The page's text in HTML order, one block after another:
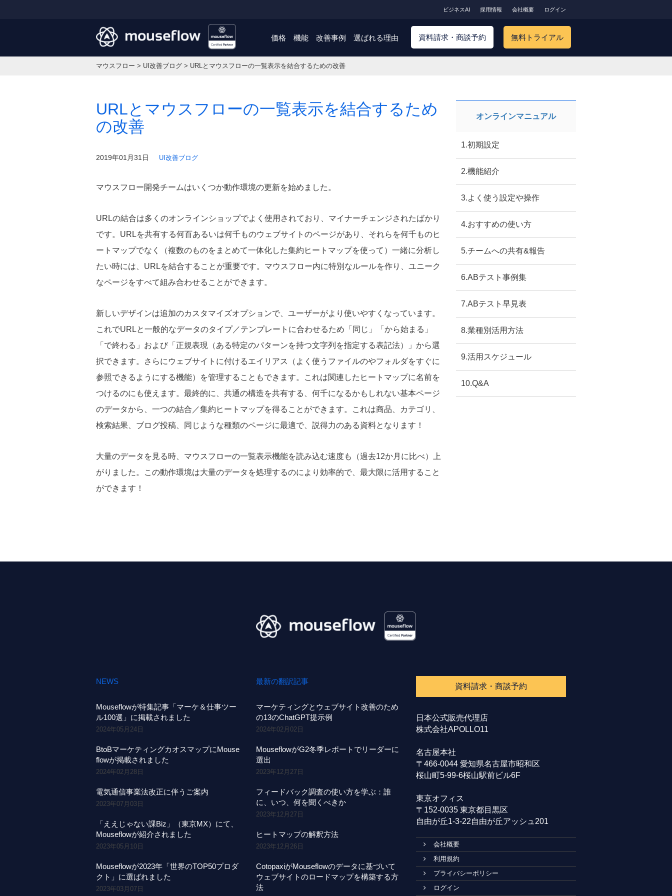
ログイン
会社概要
採用情報
ビジネスAI
無料トライアル
資料請求・商談予約
選ばれる理由
改善事例
機能
価格
マウスフロー > UI改善ブログ > URLとマウスフローの一覧表示を結合するための改善
URLとマウスフローの一覧表示を結合するため
の改善
2019年01月31日 UI改善ブログ
マウスフロー開発チームはいくつか動作環境の更新を始めました。
URLの結合は多くのオンラインショップでよく使用されており、マイナーチェンジされたばかり
です。URLを共有する何百あるいは何千ものウェブサイトのページがあり、それらを何千ものヒ
ートマップでなく（複数のものをまとめて一体化した集約ヒートマップを使って）一緒に分析し
たい時には、URLを結合することが重要です。マウスフロー内に特別なルールを作り、ユニーク
なページをすべて組み合わせることができます。
新しいデザインは追加のカスタマイズオプションで、ユーザーがより使いやすくなっています。
これでURLと一般的なデータのタイプ／テンプレートに合わせるため「同じ」「から始まる」
「で終わる」および「正規表現（ある特定のパターンを持つ文字列を指定する表記法）」から選
択できます。さらにウェブサイトに付けるエイリアス（よく使うファイルのやフォルダをすぐに
参照できるようにする機能）を管理することもできます。これは関連したヒートマップに名前を
つけるのにも使えます。最終的に、共通の構造を共有する、何千になるかもしれない基本ページ
のデータから、一つの結合／集約ヒートマップを得ることができます。これは商品、カテゴリ、
検索結果、ブログ投稿、同じような種類のページに最適で、説得力のある資料となります！
大量のデータを見る時、マウスフローの一覧表示機能を読み込む速度も（過去12か月に比べ）上
がりました。この動作環境は大量のデータを処理するのにより効率的で、最大限に活用すること
ができます！
オンラインマニュアル
1.初期設定
2.機能紹介
3.よく使う設定や操作
4.おすすめの使い方
5.チームへの共有&報告
6.ABテスト事例集
7.ABテスト早見表
8.業種別活用方法
9.活用スケジュール
10.Q&A
NEWS
Mouseflowが特集記事「マーケ＆仕事ツー
ル100選」に掲載されました
2024年05月24日
BtoBマーケティングカオスマップにMouse
flowが掲載されました
2024年02月28日
電気通信事業法改正に伴うご案内
2023年07月03日
「ええじゃない課Biz」（東京MX）にて、
Mouseflowが紹介されました
2023年05月10日
Mouseflowが2023年「世界のTOP50プロダ
クト」に選ばれました
2023年03月07日
最新の翻訳記事
マーケティングとウェブサイト改善のため
の13のChatGPT提示例
2024年02月02日
MouseflowがG2冬季レポートでリーダーに
選出
2023年12月27日
フィードバック調査の使い方を学ぶ：誰
に、いつ、何を聞くべきか
2023年12月27日
ヒートマップの解釈方法
2023年12月26日
CotopaxiがMouseflowのデータに基づいて
ウェブサイトのロードマップを構築する方
法
資料請求・商談予約
日本公式販売代理店
株式会社APOLLO11
名古屋本社
〒466-0044 愛知県名古屋市昭和区
桜山町5-99-6桜山駅前ビル6F
東京オフィス
〒152-0035 東京都目黒区
自由が丘1-3-22自由が丘アッシュ201
会社概要
利用規約
プライバシーポリシー
ログイン